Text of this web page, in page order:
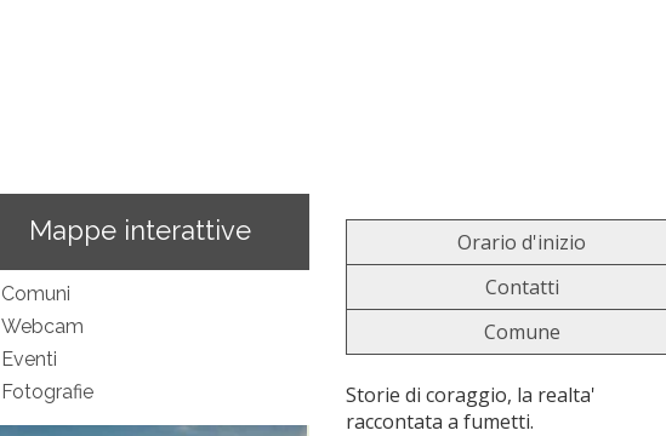
Mappe interattive
Comuni
Webcam
Eventi
Fotografie
Orario d'inizio
Contatti
Comune
Storie di coraggio, la realta'
raccontata a fumetti.